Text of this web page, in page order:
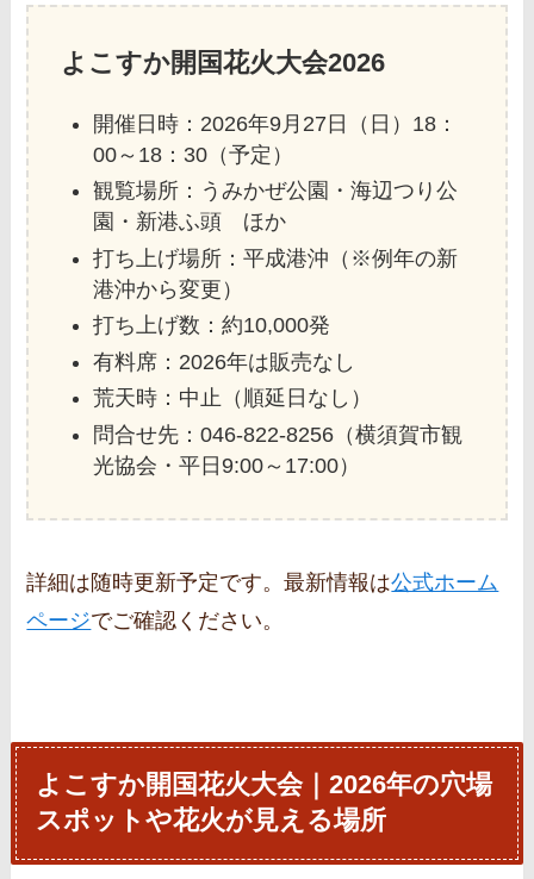
よこすか開国花火大会2026
開催日時：2026年9月27日（日）18：
00～18：30（予定）
観覧場所：うみかぜ公園・海辺つり公
園・新港ふ頭 ほか
打ち上げ場所：平成港沖（※例年の新
港沖から変更）
打ち上げ数：約10,000発
有料席：2026年は販売なし
荒天時：中止（順延日なし）
問合せ先：046-822-8256（横須賀市観
光協会・平日9:00～17:00）
詳細は随時更新予定です。最新情報は公式ホーム
ページでご確認ください。
よこすか開国花火大会｜2026年の穴場
スポットや花火が見える場所